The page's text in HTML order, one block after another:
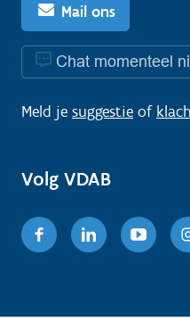
Mail ons
Chat momenteel
Meld je suggestie of
Volg VDAB
FacebookLinkedin